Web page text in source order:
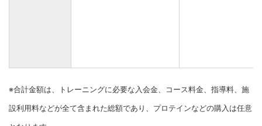
※合計金額は、トレーニングに必要な入会金、コース料金、指導料、施
設利用料などが全て含まれた総額であり、プロテインなどの購入は任意